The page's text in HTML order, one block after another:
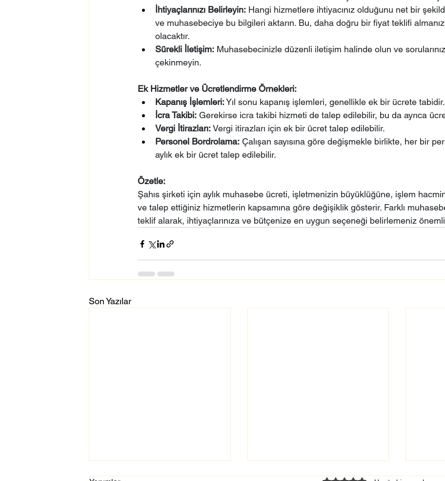
İhtiyaçlarınızı Belirleyin: Hangi hizmetlere ihtiyacınız olduğunu net bir
ve muhasebeciye bu bilgileri aktarın. Bu, daha doğru bir fiyat teklifi
olacaktır.
Sürekli İletişim: Muhasebecinizle düzenli iletişim halinde olun ve
çekinmeyin.
Ek Hizmetler ve Ücretlendirme Örnekleri:
Kapanış İşlemleri: Yıl sonu kapanış işlemleri, genellikle ek bir ücrete tabidir.
İcra Takibi: Gerekirse icra takibi hizmeti de talep edilebilir, bu da ayrıca
Vergi İtirazları: Vergi itirazları için ek bir ücret talep edilebilir.
Personel Bordrolama: Çalışan sayısına göre değişmekle birlikte, her bir
aylık ek bir ücret talep edilebilir.
Özetle:
Şahıs şirketi için aylık muhasebe ücreti, işletmenizin büyüklüğüne, işlem
ve talep ettiğiniz hizmetlerin kapsamına göre değişiklik gösterir. Farklı
teklif alarak, ihtiyaçlarınıza ve bütçenize en uygun seçeneği belirlemeniz
Son Yazılar